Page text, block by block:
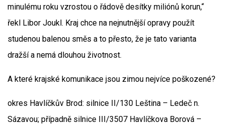
minulému roku vzrostou o řádově desítky miliónů korun,“
řekl Libor Joukl. Kraj chce na nejnutnější opravy použít
studenou balenou směs a to přesto, že je tato varianta
dražší a nemá dlouhou životnost.
A které krajské komunikace jsou zimou nejvíce poškozené?
okres Havlíčkův Brod: silnice II/130 Leština – Ledeč n.
Sázavou; případně silnice III/3507 Havlíčkova Borová –